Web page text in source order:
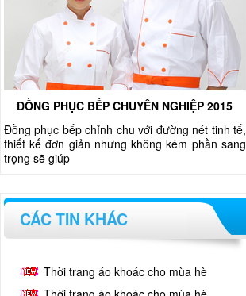
ĐỒNG PHỤC BẾP CHUYÊN NGHIỆP 2015
Đồng phục bếp chỉnh chu với đường nét tinh tế,
thiết kế đơn giản nhưng không kém phần sang
trọng sẽ giúp
CÁC TIN KHÁC
Thời trang áo khoác cho mùa hè